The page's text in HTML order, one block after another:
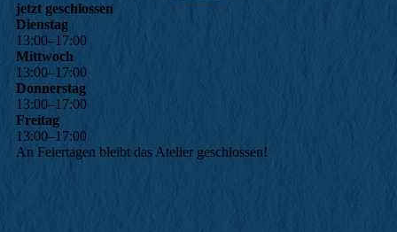
jetzt geschlossen
Dienstag
13:00–17:00
Mittwoch
13:00–17:00
Donnerstag
13:00–17:00
Freitag
13:00–17:00
An Feiertagen bleibt das Atelier geschlossen!